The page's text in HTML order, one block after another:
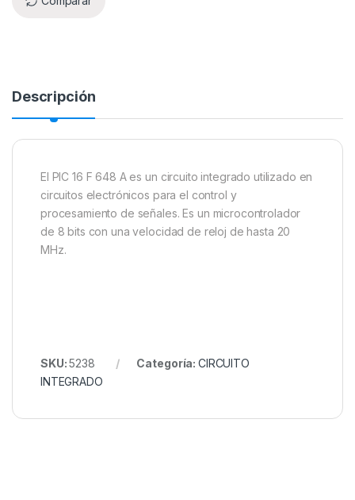
Descripción
El PIC 16 F 648 A es un circuito integrado utilizado en
circuitos electrónicos para el control y
procesamiento de señales. Es un microcontrolador
de 8 bits con una velocidad de reloj de hasta 20
MHz.
SKU:5238 Categoría: CIRCUITO
INTEGRADO